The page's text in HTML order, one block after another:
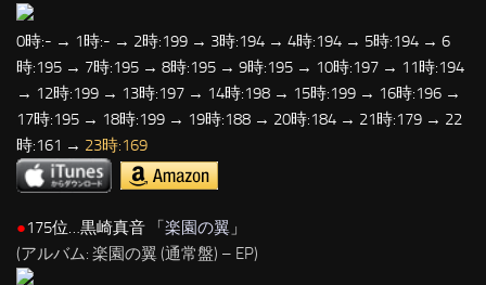
0時:- → 1時:- → 2時:199 → 3時:194 → 4時:194 → 5時:194 → 6
時:195 → 7時:195 → 8時:195 → 9時:195 → 10時:197 → 11時:194
→ 12時:199 → 13時:197 → 14時:198 → 15時:199 → 16時:196 →
17時:195 → 18時:199 → 19時:188 → 20時:184 → 21時:179 → 22
時:161 → 23時:169
●175位…黒崎真音 「楽園の翼 」
(アルバム: 楽園の翼 (通常盤) – EP)